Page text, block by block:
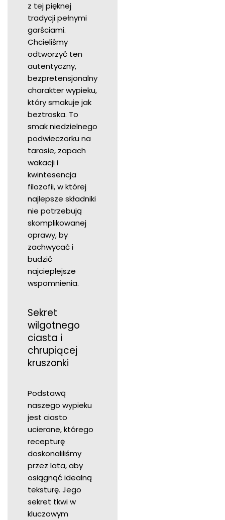
z tej pięknej
tradycji pełnymi
garściami.
Chcieliśmy
odtworzyć ten
autentyczny,
bezpretensjonalny
charakter wypieku,
który smakuje jak
beztroska. To
smak niedzielnego
podwieczorku na
tarasie, zapach
wakacji i
kwintesencja
filozofii, w której
najlepsze składniki
nie potrzebują
skomplikowanej
oprawy, by
zachwycać i
budzić
najcieplejsze
wspomnienia.
Sekret
wilgotnego
ciasta i
chrupiącej
kruszonki
Podstawą
naszego wypieku
jest ciasto
ucierane, którego
recepturę
doskonaliliśmy
przez lata, aby
osiągnąć idealną
teksturę. Jego
sekret tkwi w
kluczowym